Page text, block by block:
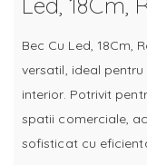
Bec Cu Led, 18Cm,
versatil, ideal
interior. Potrivit
spatii comerciale,
sofisticat cu